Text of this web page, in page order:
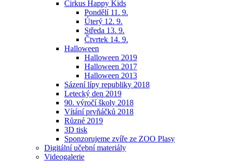
Cirkus Happy Kids
Pondělí 11. 9.
Úterý 12. 9.
Středa 13. 9.
Čtvrtek 14. 9.
Halloween
Halloween 2019
Halloween 2017
Halloween 2013
Sázení lípy republiky 2018
Letecký den 2019
90. výročí školy 2018
Vítání prvňáčků 2018
Různé 2019
3D tisk
Sponzorujeme zvíře ze ZOO Plasy
Digitální učební materiály
Videogalerie